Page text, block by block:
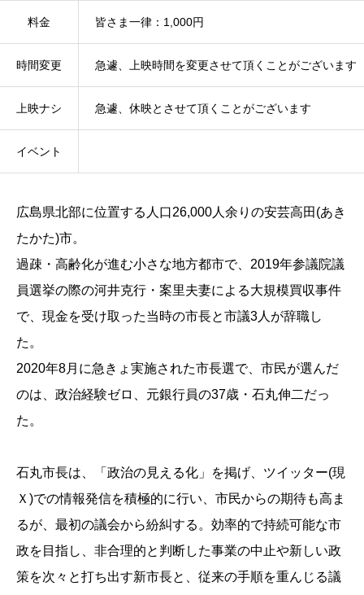
料金 皆さま一律：1,000円
時間変更 急遽、上映時間を変更させて頂くことがございます
上映ナシ 急遽、休映とさせて頂くことがございます
イベント
広島県北部に位置する人口26,000人余りの安芸高田(あき
たかた)市。
過疎・高齢化が進む小さな地方都市で、2019年参議院議
員選挙の際の河井克行・案里夫妻による大規模買収事件
で、現金を受け取った当時の市長と市議3人が辞職し
た。
2020年8月に急きょ実施された市長選で、市民が選んだ
のは、政治経験ゼロ、元銀行員の37歳・石丸伸二だっ
た。
石丸市長は、「政治の見える化」を掲げ、ツイッター(現
Ｘ)での情報発信を積極的に行い、市民からの期待も高ま
るが、最初の議会から紛糾する。効率的で持続可能な市
政を目指し、非合理的と判断した事業の中止や新しい政
策を次々と打ち出す新市長と、従来の手順を重んじる議